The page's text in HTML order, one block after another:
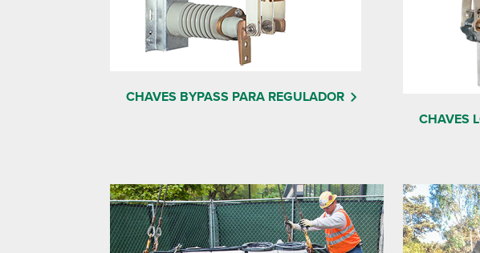
CHAVES BYPASS PARA REGULADOR
CHAVES